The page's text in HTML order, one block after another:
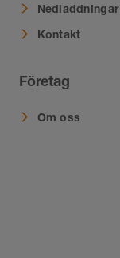
Nedladdningar
Kontakt
Företag
Om oss